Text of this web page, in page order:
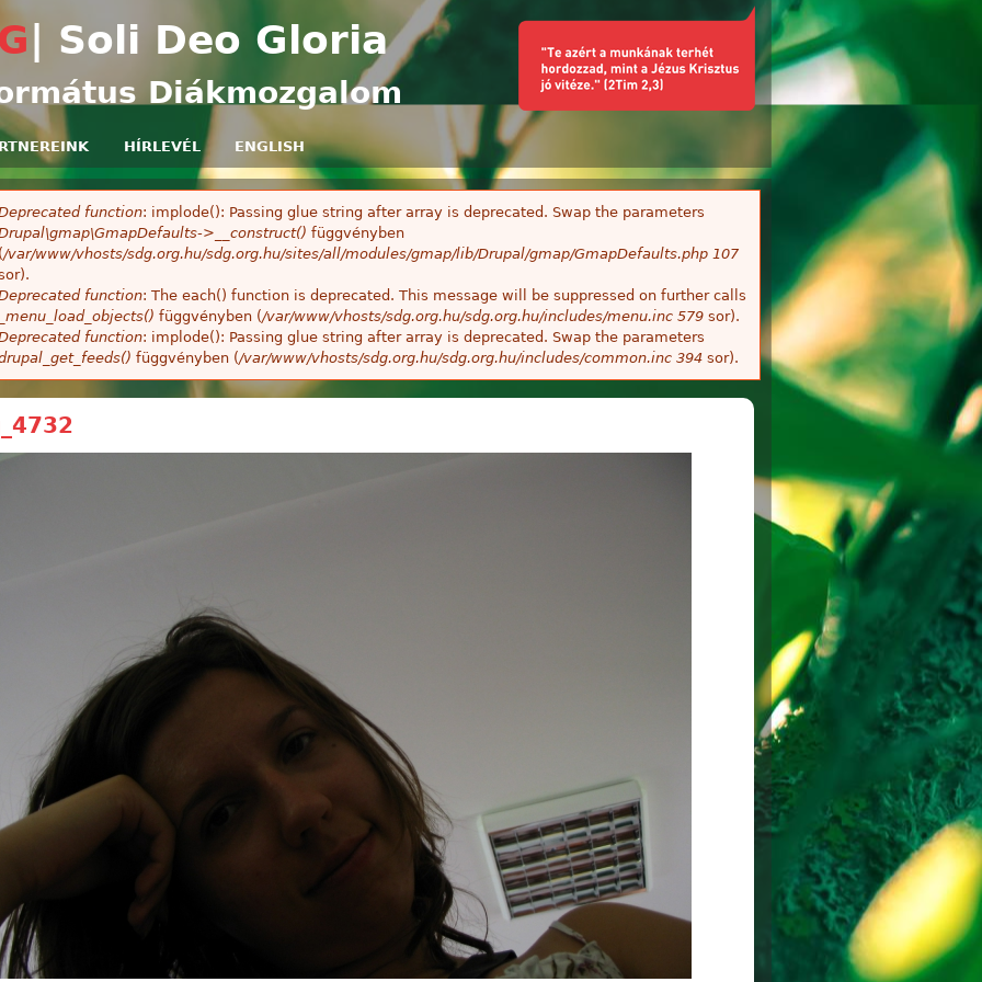
| Soli Deo Gloria
Diákmozgalom
HÍRLEVÉL ENGLISH
function: implode(): Passing glue string after array is deprecated. Swap the parameters
>__construct() függvényben
(/var/www/vhosts/sdg.org.hu/sdg.org.hu/sites/all/modules/gmap/lib/Drupal/gmap/GmapDefaults.php 107
function: The each() function is deprecated. This message will be suppressed on further calls
_menu_load_objects() függvényben (/var/www/vhosts/sdg.org.hu/sdg.org.hu/includes/menu.inc 579 sor).
function: implode(): Passing glue string after array is deprecated. Swap the parameters
függvényben (/var/www/vhosts/sdg.org.hu/sdg.org.hu/includes/common.inc 394 sor).